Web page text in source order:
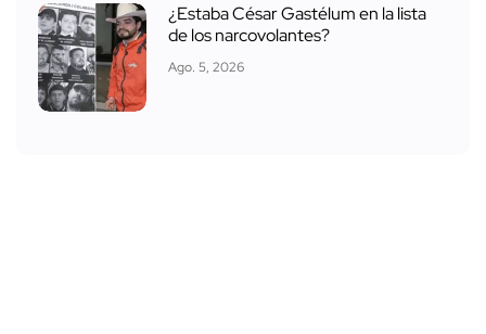
¿Estaba César Gastélum en la lista
de los narcovolantes?
Ago. 5, 2026